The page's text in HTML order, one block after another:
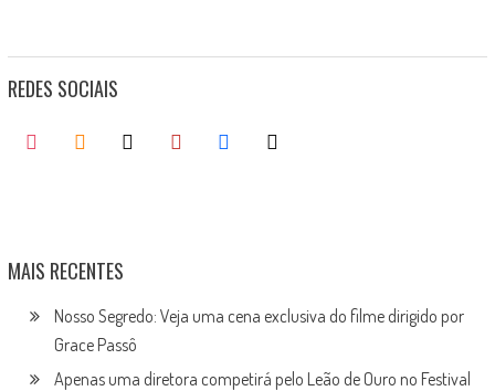
REDES SOCIAIS
MAIS RECENTES
Nosso Segredo: Veja uma cena exclusiva do filme dirigido por
Grace Passô
Apenas uma diretora competirá pelo Leão de Ouro no Festival